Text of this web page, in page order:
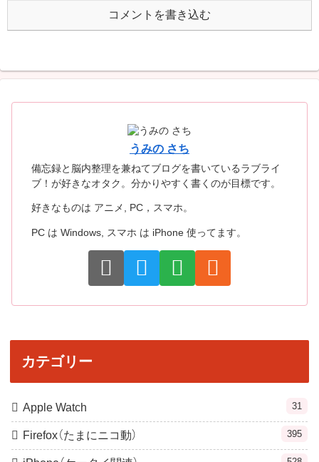
コメントを書き込む
うみの さち
備忘録と脳内整理を兼ねてブログを書いているラブライ
ブ！が好きなオタク。分かりやすく書くのが目標です。
好きなものは アニメ, PC，スマホ。
PC は Windows, スマホ は iPhone 使ってます。
カテゴリー
Apple Watch 31
Firefox（たまにニコ動） 395